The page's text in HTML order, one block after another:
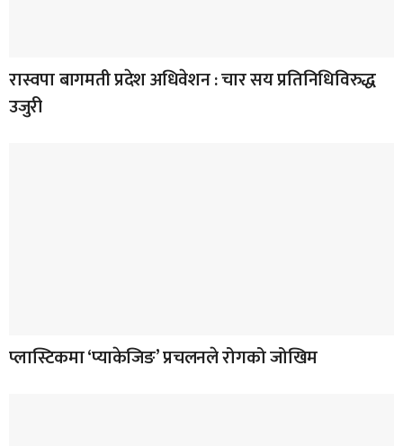
रास्वपा बागमती प्रदेश अधिवेशन : चार सय प्रतिनिधिविरुद्ध
उजुरी
प्लास्टिकमा ‘प्याकेजिङ’ प्रचलनले रोगको जोखिम